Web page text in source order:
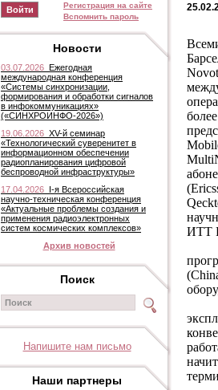
Регистрация на сайте
Вспомнить пароль
Новости
03.07.2026 Ежегодная
международная конференция
«Системы синхронизации,
формирования и обработки сигналов
в инфокоммуникациях»
(«СИНХРОИНФО-2026»)
19.06.2026 XV-й семинар
«Технологический суверенитет в
информационном обеспечении
радиопланирования цифровой
беспроводной инфраструктуры»
17.04.2026 I-я Всероссийская
научно-техническая конференция
«Актуальные проблемы создания и
применения радиоэлектронных
систем космических комплексов»
Архив новостей
Поиск
Напишите нам письмо
Наши партнеры
(
ИТТ
(